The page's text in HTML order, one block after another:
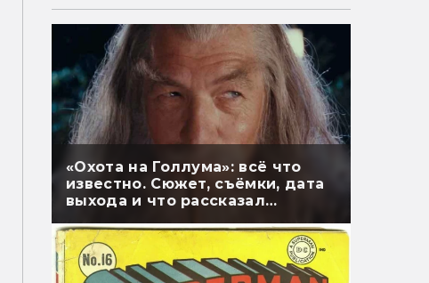
«Охота на Голлума»: всё что
известно. Сюжет, съёмки, дата
выхода и что рассказал